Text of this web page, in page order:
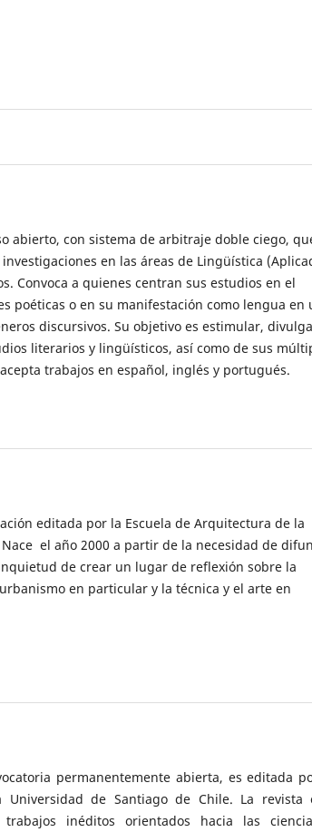
abierto, con sistema de arbitraje doble ciego,
en las áreas de Lingüística
Convoca a quienes centran sus estudios en el
poéticas o en su manifestación como lengua en
discursivos. Su objetivo es estimular,
literarios y lingüísticos, así como de sus
trabajos en español, inglés y portugués.
editada por la Escuela de Arquitectura de la
el año 2000 a partir de la necesidad de
de crear un lugar de reflexión sobre la
en particular y la técnica y el arte en
permanentemente abierta, es editada
de Santiago de Chile. La revista
inéditos orientados hacia las